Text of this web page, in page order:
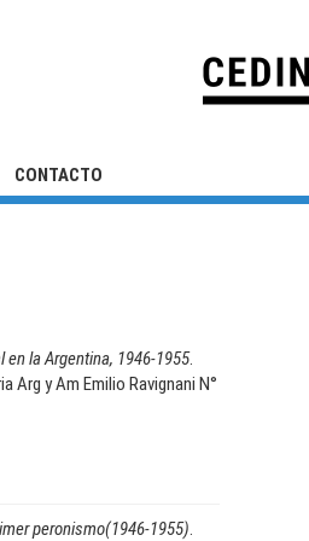
CONTACTO
la Argentina, 1946-1955.
y Am Emilio Ravignani N°
peronismo(1946-1955)